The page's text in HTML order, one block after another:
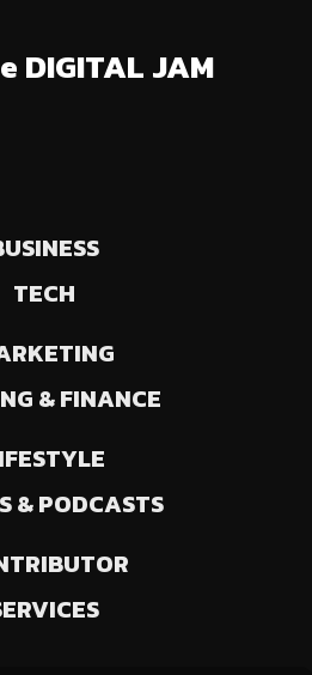
DIGITAL JAM
TECH
& FINANCE
& PODCASTS